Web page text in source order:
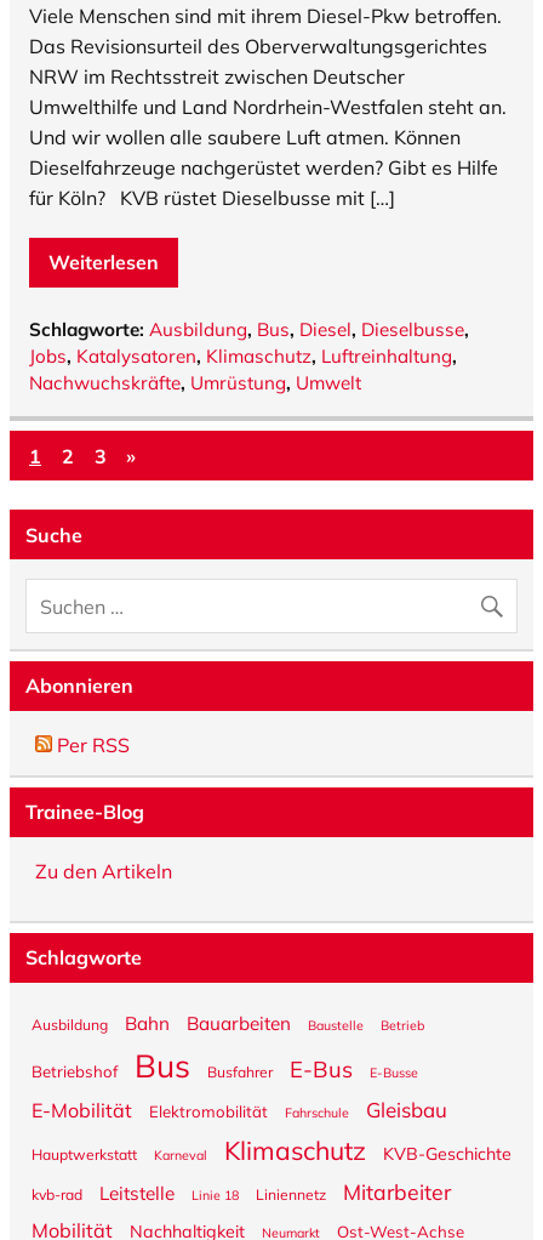
Viele Menschen sind mit ihrem Diesel-Pkw betroffen.
Das Revisionsurteil des Oberverwaltungsgerichtes
NRW im Rechtsstreit zwischen Deutscher
Umwelthilfe und Land Nordrhein-Westfalen steht an.
Und wir wollen alle saubere Luft atmen. Können
Dieselfahrzeuge nachgerüstet werden? Gibt es Hilfe
für Köln? KVB rüstet Dieselbusse mit […]
Weiterlesen
Schlagworte: Ausbildung, Bus, Diesel, Dieselbusse,
Jobs, Katalysatoren, Klimaschutz, Luftreinhaltung,
Nachwuchskräfte, Umrüstung, Umwelt
1 2 3 »
Suche
Abonnieren
Per RSS
Trainee-Blog
Zu den Artikeln
Schlagworte
Ausbildung Bahn Bauarbeiten Baustelle Betrieb
Betriebshof Bus Busfahrer E-Bus E-Busse
E-Mobilität Elektromobilität Fahrschule Gleisbau
Hauptwerkstatt Karneval Klimaschutz KVB-Geschichte
kvb-rad Leitstelle Linie 18 Liniennetz Mitarbeiter
Mobilität Nachhaltigkeit Neumarkt Ost-West-Achse